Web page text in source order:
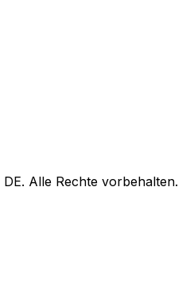
Alle Rechte vorbehalten.